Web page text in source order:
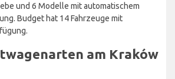
und 6 Modelle mit automatischem
Budget hat 14 Fahrzeuge mit
am Kraków